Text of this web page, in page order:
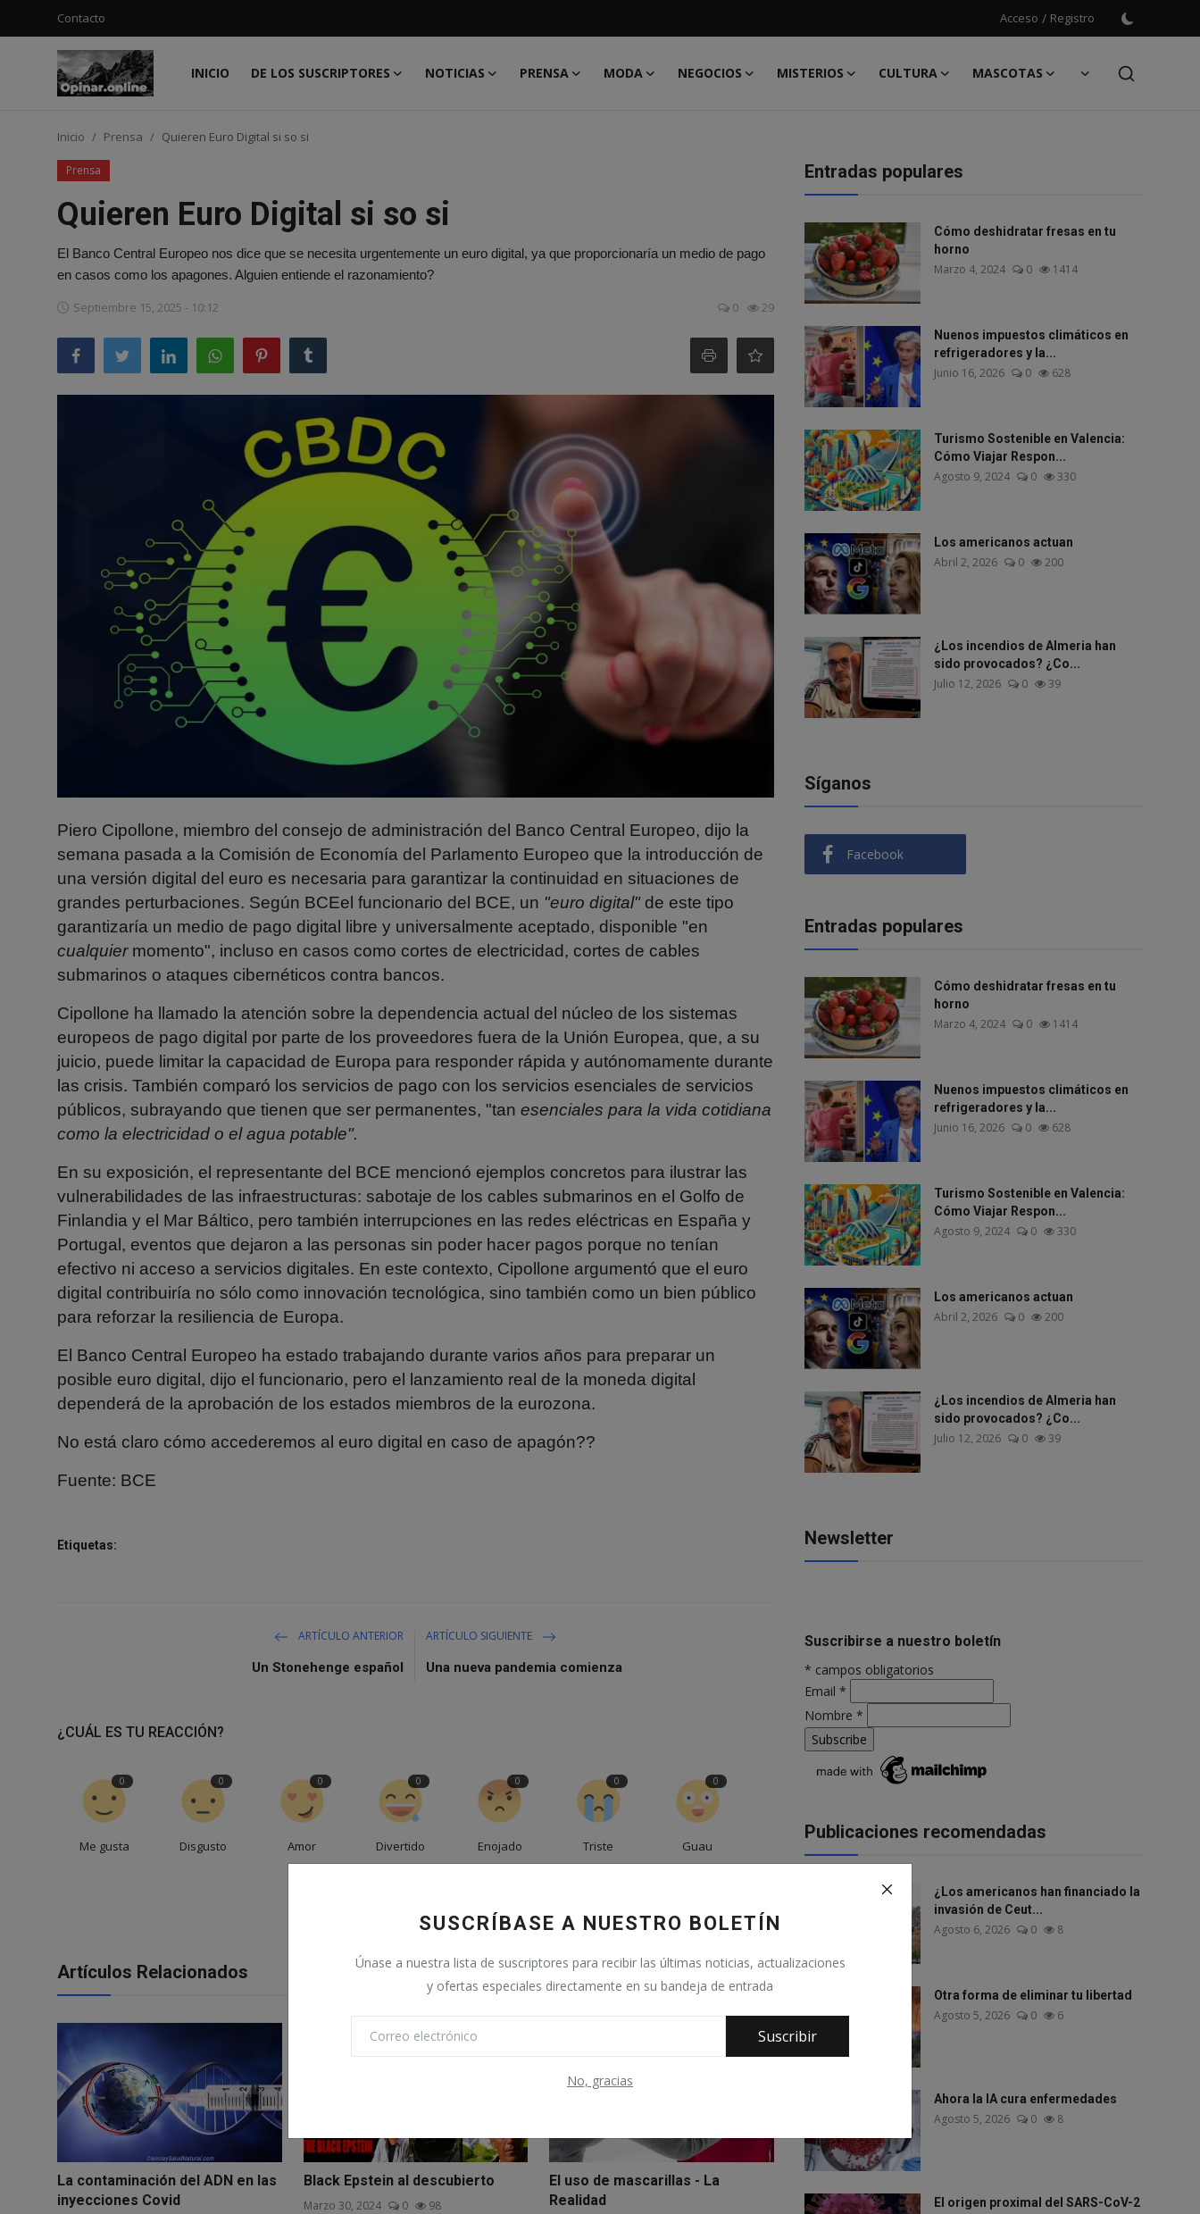
Contacto Acceso / Registro
INICIO DE LOS SUSCRIPTORES NOTICIAS PRENSA MODA NEGOCIOS MISTERIOS CULTURA
MASCOTAS
Acceso
De los suscriptores
Prensa
SUSCRÍBASE A NUESTRO BOLETÍN
Únase a nuestra lista de suscriptores para recibir las últimas noticias, actualizaciones
y ofertas especiales directamente en su bandeja de entrada
Suscribir
No, gracias
Inicio Prensa Quieren Euro Digital si so si
Prensa
Quieren Euro Digital si so si
El Banco Central Europeo nos dice que se necesita urgentemente un euro digital, ya que proporcionaría un medio de pago
en casos como los apagones. Alguien entiende el razonamiento?
Septiembre 15, 2025 - 10:12 0 29
Piero Cipollone, miembro del consejo de administración del Banco Central Europeo, dijo la
semana pasada a la Comisión de Economía del Parlamento Europeo que la introducción de
una versión digital del euro es necesaria para garantizar la continuidad en situaciones de
grandes perturbaciones. Según BCEel funcionario del BCE, un "euro digital"de este tipo
garantizaría un medio de pago digital libre y universalmente aceptado, disponible "en
cualquiermomento", incluso en casos como cortes de electricidad, cortes de cables
submarinos o ataques cibernéticos contra bancos.
Cipollone ha llamado la atención sobre la dependencia actual del núcleo de los sistemas
europeos de pago digital por parte de los proveedores fuera de la Unión Europea, que, a su
juicio, puede limitar la capacidad de Europa para responder rápida y autónomamente durante
las crisis. También comparó los servicios de pago con los servicios esenciales de servicios
públicos, subrayando que tienen que ser permanentes, "tan esenciales para la vida cotidiana
como la electricidad o el agua potable".
En su exposición, el representante del BCE mencionó ejemplos concretos para ilustrar las
vulnerabilidades de las infraestructuras: sabotaje de los cables submarinos en el Golfo de
Finlandia y el Mar Báltico, pero también interrupciones en las redes eléctricas en España y
Portugal, eventos que dejaron a las personas sin poder hacer pagos porque no tenían
efectivo ni acceso a servicios digitales. En este contexto, Cipollone argumentó que el euro
digital contribuiría no sólo como innovación tecnológica, sino también como un bien público
para reforzar la resiliencia de Europa.
El Banco Central Europeo ha estado trabajando durante varios años para preparar un
posible euro digital, dijo el funcionario, pero el lanzamiento real de la moneda digital
dependerá de la aprobación de los estados miembros de la eurozona.
No está claro cómo accederemos al euro digital en caso de apagón??
Fuente: BCE
Etiquetas:
ARTÍCULO ANTERIOR
Un Stonehenge español
ARTÍCULO SIGUIENTE
Una nueva pandemia comienza
¿CUÁL ES TU REACCIÓN?
0
Me gusta
0
Disgusto
0
Amor
0
Divertido
0
Enojado
0
Triste
0
Guau
Artículos Relacionados
La contaminación del ADN en las
inyecciones Covid
Black Epstein al descubierto
Marzo 30, 2024 0 98
El uso de mascarillas - La
Realidad
Entradas populares
Cómo deshidratar fresas en tu
horno
Marzo 4, 2024 0 1414
Nuenos impuestos climáticos en
refrigeradores y la...
Junio 16, 2026 0 628
Turismo Sostenible en Valencia:
Cómo Viajar Respon...
Agosto 9, 2024 0 330
Los americanos actuan
Abril 2, 2026 0 200
¿Los incendios de Almeria han
sido provocados? ¿Co...
Julio 12, 2026 0 39
Síganos
Facebook
Entradas populares
Cómo deshidratar fresas en tu
horno
Marzo 4, 2024 0 1414
Nuenos impuestos climáticos en
refrigeradores y la...
Junio 16, 2026 0 628
Turismo Sostenible en Valencia:
Cómo Viajar Respon...
Agosto 9, 2024 0 330
Los americanos actuan
Abril 2, 2026 0 200
¿Los incendios de Almeria han
sido provocados? ¿Co...
Julio 12, 2026 0 39
Newsletter
Suscribirse a nuestro boletín
* campos obligatorios
Email *
Nombre *
Publicaciones recomendadas
¿Los americanos han financiado la
invasión de Ceut...
Agosto 6, 2026 0 8
Otra forma de eliminar tu libertad
Agosto 5, 2026 0 6
Ahora la IA cura enfermedades
Agosto 5, 2026 0 8
El origen proximal del SARS-CoV-2